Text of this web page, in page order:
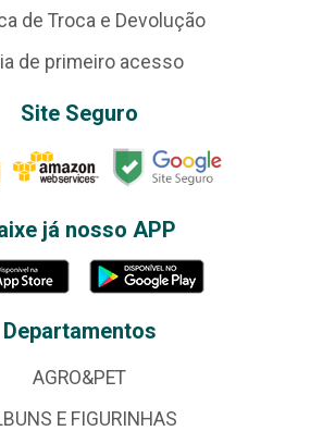
de Troca e Devolução
de primeiro acesso
Site Seguro
já nosso APP
Departamentos
AGRO&PET
E FIGURINHAS